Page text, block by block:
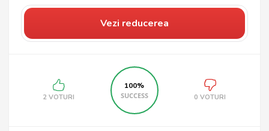
Vezi reducerea
2 VOTURI
100%
SUCCESS 0 VOTURI